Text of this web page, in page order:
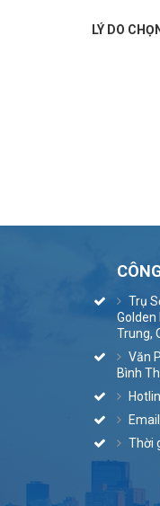
LÝ DO
Trụ
Golden
Trung,
Văn
Bình
Thời